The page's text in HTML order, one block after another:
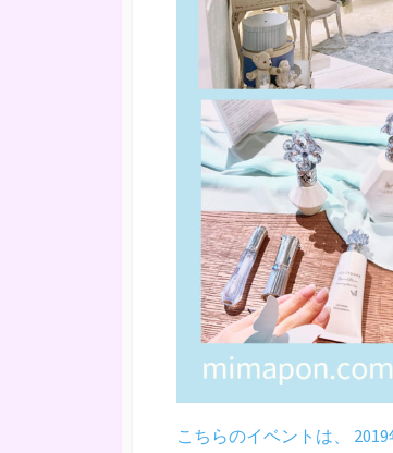
こちらのイベントは、